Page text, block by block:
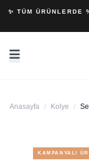
✨ TÜM
Anasayfa / Kolye /
KAMPANYALI